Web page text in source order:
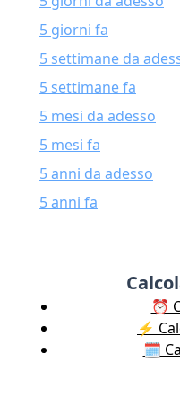
5 giorni fa
5 settimane da
5 settimane fa
5 mesi da adesso
5 mesi fa
5 anni da adesso
5 anni fa
⏰
⚡️
🗓️